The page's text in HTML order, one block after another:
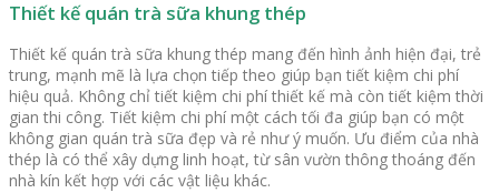
Thiết kế quán trà sữa khung thép
Thiết kế quán trà sữa khung thép mang đến hình ảnh hiện đại, trẻ
trung, mạnh mẽ là lựa chọn tiếp theo giúp bạn tiết kiệm chi phí
hiệu quả. Không chỉ tiết kiệm chi phí thiết kế mà còn tiết kiệm thời
gian thi công. Tiết kiệm chi phí một cách tối đa giúp bạn có một
không gian quán trà sữa đẹp và rẻ như ý muốn. Ưu điểm của nhà
thép là có thể xây dựng linh hoạt, từ sân vườn thông thoáng đến
nhà kín kết hợp với các vật liệu khác.